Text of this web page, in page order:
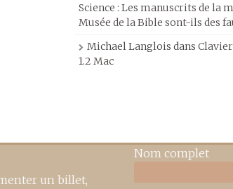
Science : Les manuscrits de la
Musée de la Bible sont-ils des
Michael Langlois dans Clavier
1.2 Mac
un billet,
Nom complet